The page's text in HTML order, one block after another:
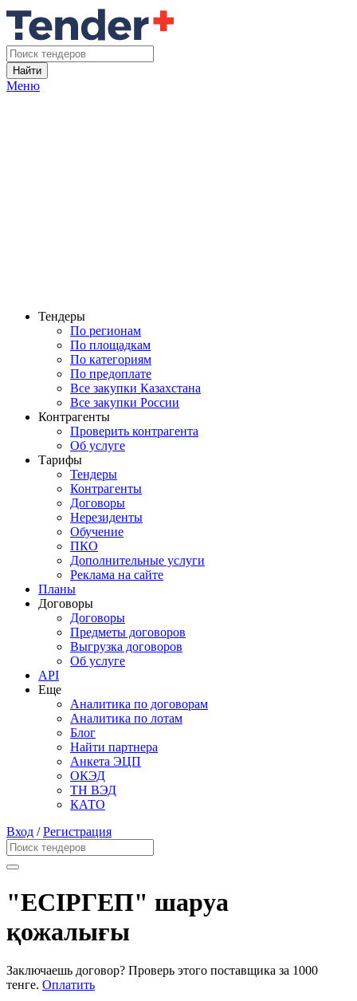
Найти
Меню
Тендеры
По регионам
По площадкам
По категориям
По предоплате
Все закупки Казахстана
Все закупки России
Контрагенты
Проверить контрагента
Об услуге
Тарифы
Тендеры
Контрагенты
Договоры
Нерезиденты
Обучение
ПКО
Дополнительные услуги
Реклама на сайте
Планы
Договоры
Договоры
Предметы договоров
Выгрузка договоров
Об услуге
API
Еще
Аналитика по договорам
Аналитика по лотам
Блог
Найти партнера
Анкета ЭЦП
ОКЭД
ТН ВЭД
КАТО
Вход /Регистрация
"ЕСІРГЕП" шаруа
қожалығы
Заключаешь договор? Проверь этого поставщика за 1000
тенге. Оплатить